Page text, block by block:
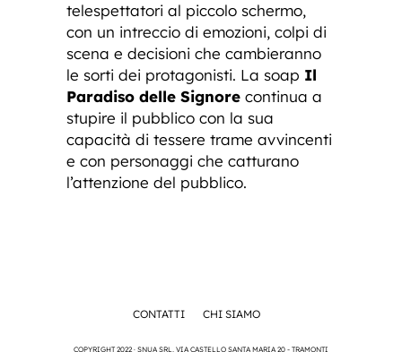
telespettatori al piccolo schermo,
con un intreccio di emozioni, colpi di
scena e decisioni che cambieranno
le sorti dei protagonisti. La soap Il
Paradiso delle Signore continua a
stupire il pubblico con la sua
capacità di tessere trame avvincenti
e con personaggi che catturano
l’attenzione del pubblico.
CONTATTI CHI SIAMO
COPYRIGHT 2022 · SNUA SRL, VIA CASTELLO SANTA MARIA 20 - TRAMONTI